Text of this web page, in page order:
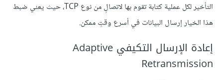
التأخير لكل عملية كتابة تقوم بها لاتصالٍ من نوع TCP، حيث يعني ضبط
هذا الخيار إرسال البيانات في أسرع وقتٍ ممكن.
إعادة الإرسال التكيفي Adaptive
Retransmission